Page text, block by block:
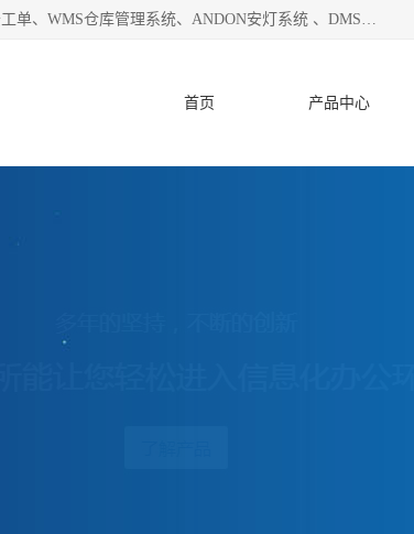
天津迈讯科智能技术有限公司主要从事：MES制造执行系统、锐益生产云工单、WMS仓库管理系统、ANDON安灯系统 、DMS设备管理系统、电气设备健康监测系统、工厂可视化管理、数字化车间；公司是一家专注于企业及制造业信息化、智能化的信息系统集成解决方案提供商的高新技术企业。为企业提供全套的软硬件信息系统集成及安装部署服务。
首页 产品中心